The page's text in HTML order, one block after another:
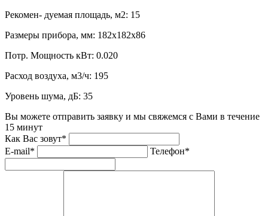
Рекомен- дуемая площадь, м2: 15
Размеры прибора, мм: 182х182х86
Потр. Мощность кВт: 0.020
Расход воздуха, м3/ч: 195
Уровень шума, дБ: 35
Вы можете отправить заявку и мы свяжемся с Вами в течение
15 минут
Как Вас зовут*
E-mail*
Телефон*